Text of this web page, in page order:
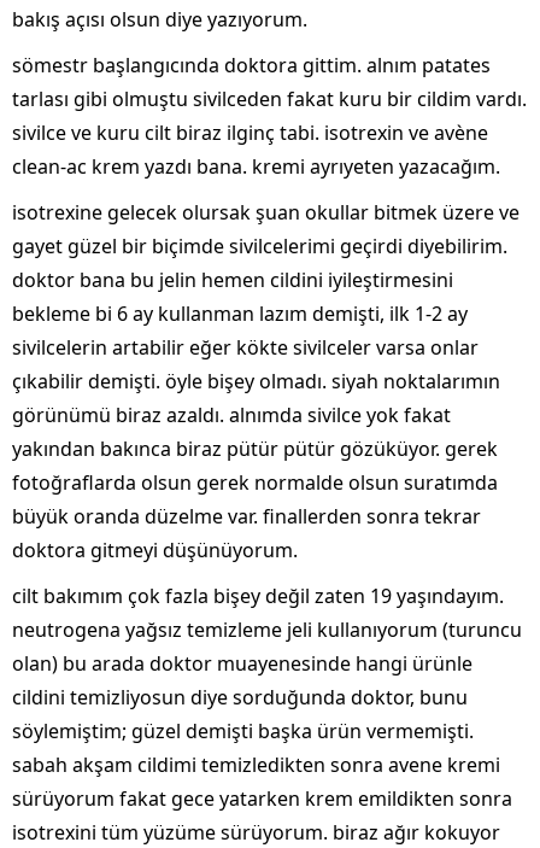
bakış açısı olsun diye yazıyorum.
sömestr başlangıcında doktora gittim. alnım patates
tarlası gibi olmuştu sivilceden fakat kuru bir cildim vardı.
sivilce ve kuru cilt biraz ilginç tabi. isotrexin ve avène
clean-ac krem yazdı bana. kremi ayrıyeten yazacağım.
isotrexine gelecek olursak şuan okullar bitmek üzere ve
gayet güzel bir biçimde sivilcelerimi geçirdi diyebilirim.
doktor bana bu jelin hemen cildini iyileştirmesini
bekleme bi 6 ay kullanman lazım demişti, ilk 1-2 ay
sivilcelerin artabilir eğer kökte sivilceler varsa onlar
çıkabilir demişti. öyle bişey olmadı. siyah noktalarımın
görünümü biraz azaldı. alnımda sivilce yok fakat
yakından bakınca biraz pütür pütür gözüküyor. gerek
fotoğraflarda olsun gerek normalde olsun suratımda
büyük oranda düzelme var. finallerden sonra tekrar
doktora gitmeyi düşünüyorum.
cilt bakımım çok fazla bişey değil zaten 19 yaşındayım.
neutrogena yağsız temizleme jeli kullanıyorum (turuncu
olan) bu arada doktor muayenesinde hangi ürünle
cildini temizliyosun diye sorduğunda doktor, bunu
söylemiştim; güzel demişti başka ürün vermemişti.
sabah akşam cildimi temizledikten sonra avene kremi
sürüyorum fakat gece yatarken krem emildikten sonra
isotrexini tüm yüzüme sürüyorum. biraz ağır kokuyor